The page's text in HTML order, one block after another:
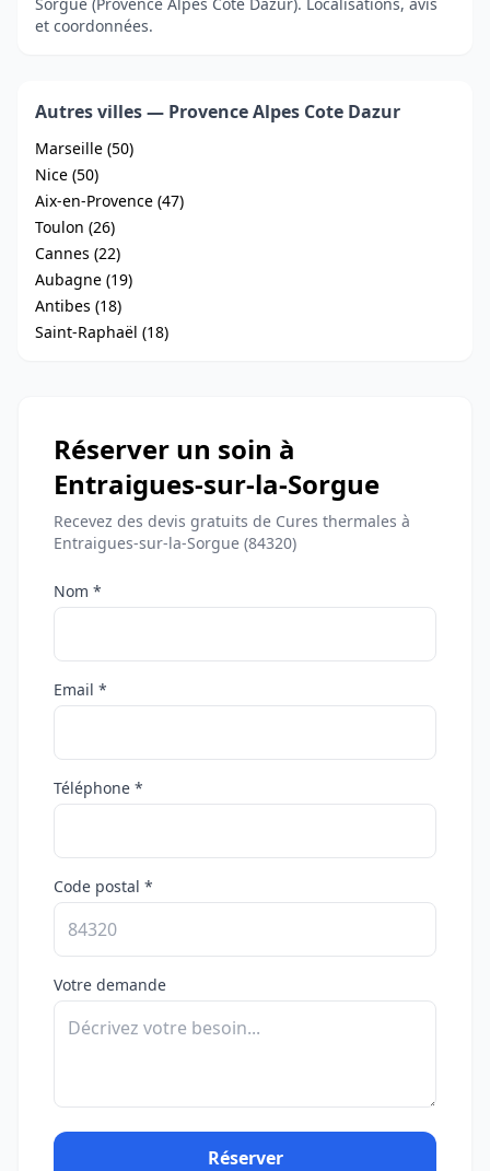
et coordonnées.
Autres villes — Provence Alpes Cote Dazur
Marseille (50)
Nice (50)
Aix-en-Provence (47)
Toulon (26)
Cannes (22)
Aubagne (19)
Antibes (18)
Saint-Raphaël (18)
Réserver un soin à
Entraigues-sur-la-Sorgue
Recevez des devis gratuits de Cures thermales à
Entraigues-sur-la-Sorgue (84320)
Nom *
Email *
Téléphone *
Code postal *
Votre demande
Réserver